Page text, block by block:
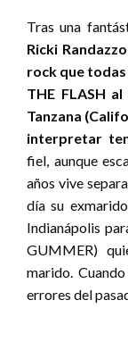
Tras una
Ricki
rock que todas
THE FLASH
Tanzana
interpretar
fiel, aunque
años vive
día su
Indianápolis
GUMMER)
marido.
errores del